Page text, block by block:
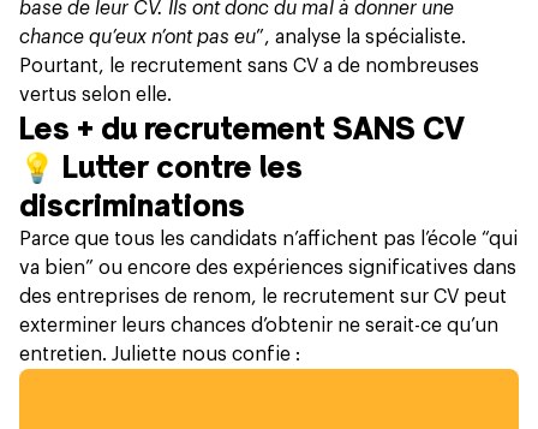
base de leur CV. Ils ont donc du mal à donner une
chance qu’eux n’ont pas eu”, analyse la spécialiste.
Pourtant, le recrutement sans CV a de nombreuses
vertus selon elle.
Les + du recrutement SANS CV
💡 Lutter contre les
discriminations
Parce que tous les candidats n’affichent pas l’école “qui
va bien” ou encore des expériences significatives dans
des entreprises de renom, le recrutement sur CV peut
exterminer leurs chances d’obtenir ne serait-ce qu’un
entretien. Juliette nous confie :